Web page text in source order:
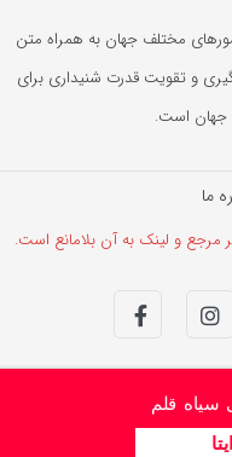
مختلف جهان به همراه متن
و تقویت قدرت شنیداری برای
جهان است.
ما
مرجع و لینک به آن بلامانع است.
سیاه قلم